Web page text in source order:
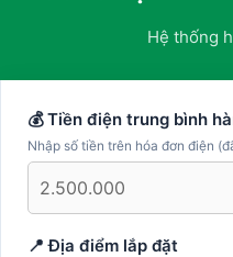
Hệ thống
💰 Tiền điện trung bình
Nhập số tiền trên hóa đơn điện
📍 Địa điểm lắp đặt